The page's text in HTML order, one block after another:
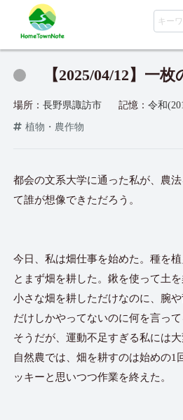
【2025/04/12】一
場所：長野県諏訪市 記憶：令和
植物・農作物
都会の文系大学に通った私が、農
て誰が想像できただろう。
今日、私は畑仕事を始めた。種を
とまず畑を耕した。鍬を使って土
小さな畑を耕しただけなのに、腕
だけしかやってないのに何を言っ
そうだが、運動不足すぎる私には
自然農では、畑を耕すのは始めの1
ッキーと思いつつ作業を終えた。